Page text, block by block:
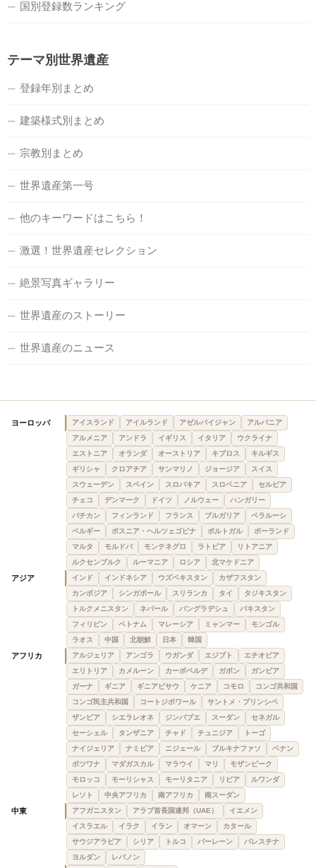
国別登録数ランキング
テーマ別世界遺産
登録年別まとめ
建築様式別まとめ
宗教別まとめ
世界遺産第一号
他のキーワードはこちら！
激選！世界遺産セレクション
絶景写真ギャラリー
世界遺産のストーリー
世界遺産のニュース
ヨーロッパ アイスランド アイルランド アゼルバイジャン
アルバニア
アルメニア
アンドラ イギリス イタリア
ウクライナ
エストニア
オランダ オーストリア キプロス
キルギス
ギリシャ
クロアチア サンマリノ ジョージア
スイス
スウェーデン
スペイン スロバキア スロベニア
セルビア
チェコ
デンマーク ドイツ ノルウェー
ハンガリー
バチカン
フィンランド フランス ブルガリア
ベラルーシ
ベルギー
ボスニア・ヘルツェゴビナ ポルトガル
ポーランド
マルタ
モルドバ モンテネグロ ラトビア
リトアニア
ルクセンブルク
ルーマニア ロシア 北マケドニア
アジア インド インドネシア ウズベキスタン
カザフスタン
カンボジア
シンガポール スリランカ タイ
タジキスタン
トルクメニスタン
ネパール バングラデシュ
パキスタン
フィリピン
ベトナム マレーシア ミャンマー
モンゴル
ラオス
中国 北朝鮮 日本 韓国
アフリカ アルジェリア アンゴラ ウガンダ エジプト
エチオピア
エリトリア
カメルーン カーボベルデ ガボン
ガンビア
ガーナ
ギニア ギニアビサウ ケニア コモロ
コンゴ共和国
コンゴ民主共和国
コートジボワール
サントメ・プリンシペ
ザンビア
シエラレオネ ジンバブエ スーダン
セネガル
セーシェル
タンザニア チャド チュニジア
トーゴ
ナイジェリア
ナミビア ニジェール ブルキナファソ
ベナン
ボツワナ
マダガスカル マラウイ マリ
モザンビーク
モロッコ
モーリシャス モーリタニア リビア
ルワンダ
レソト
中央アフリカ 南アフリカ 南スーダン
中東 アフガニスタン アラブ首長国連邦（UAE）
イエメン
イスラエル
イラク イラン オマーン
カタール
サウジアラビア
シリア トルコ バーレーン
パレスチナ
ヨルダン
レバノン